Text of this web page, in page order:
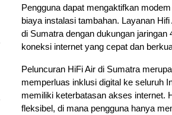
Pengguna dapat mengaktifkan
biaya instalasi tambahan. Layanan
di Sumatra dengan dukungan
koneksi internet yang cepat dan
Peluncuran HiFi Air di Sumatra
memperluas inklusi digital ke seluruh
memiliki keterbatasan akses internet.
fleksibel, di mana pengguna hanya